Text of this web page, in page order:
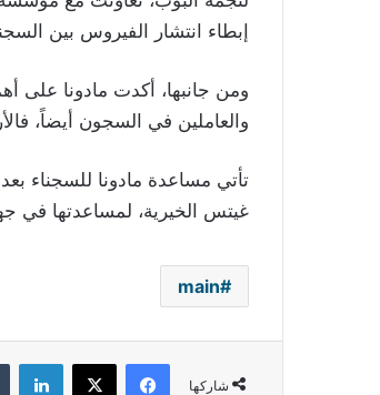
إبطاء انتشار الفيروس بين
ومن جانبها، أكدت مادونا على
والعاملين في السجون أيضاً،
تأتي مساعدة مادونا للسجناء
غيتس الخيرية، لمساعدتها في
main
شاركها
فيسبوك ‫X